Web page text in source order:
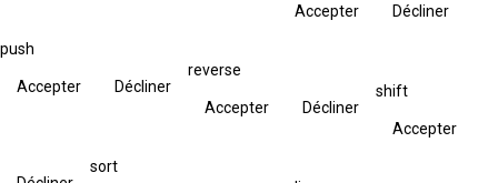
Accepter Décliner
push
Accepter Décliner
reverse
Accepter Décliner
shift
Accepter
sort